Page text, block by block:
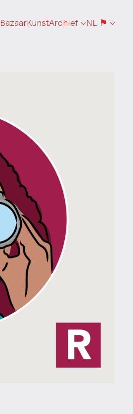
BazaarKunstArchief NL ⚑